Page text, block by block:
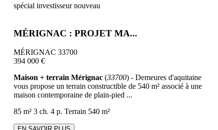
spécial investisseur nouveau
MÉRIGNAC : PROJET MA...
MÉRIGNAC 33700
394 000 €
Maison + terrain Mérignac (33700) - Demeures d'aquitaine
vous propose un terrain constructible de 540 m² associé à une
maison contemporaine de plain-pied ...
85 m² 3 ch. 4 p. Terrain 540 m²
EN SAVOIR PLUS